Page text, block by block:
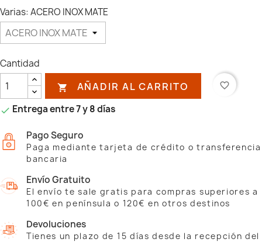
Varias: ACERO INOX MATE
Cantidad
 AÑADIR AL CARRITO favorite_border
 Entrega entre 7 y 8 días
Pago Seguro
Paga mediante tarjeta de crédito o transferencia
bancaria
Envío Gratuito
El envío te sale gratis para compras superiores a
100€ en península o 120€ en otros destinos
Devoluciones
Tienes un plazo de 15 días desde la recepción del